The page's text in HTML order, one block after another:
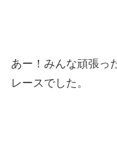
あー！みんな頑張
レースでした。